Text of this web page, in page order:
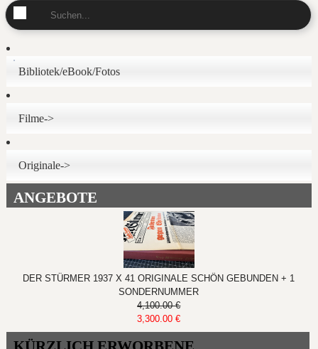
Bibliotek/eBook/Fotos
Filme->
Originale->
ANGEBOTE
DER STÜRMER 1937 X 41 ORIGINALE SCHÖN GEBUNDEN + 1
SONDERNUMMER
4,100.00 €
3,300.00 €